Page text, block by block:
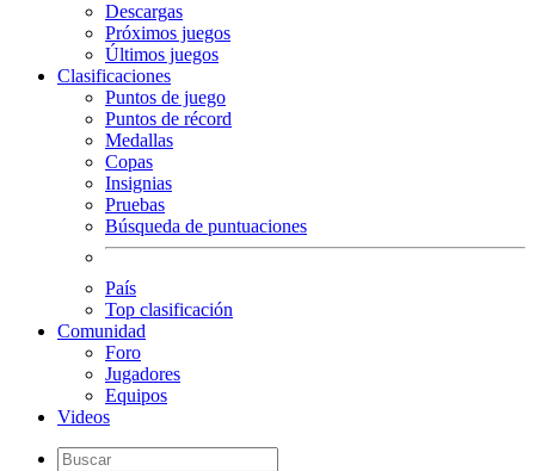
Descargas
Próximos juegos
Últimos juegos
Clasificaciones
Puntos de juego
Puntos de récord
Medallas
Copas
Insignias
Pruebas
Búsqueda de puntuaciones
País
Top clasificación
Comunidad
Foro
Jugadores
Equipos
Videos